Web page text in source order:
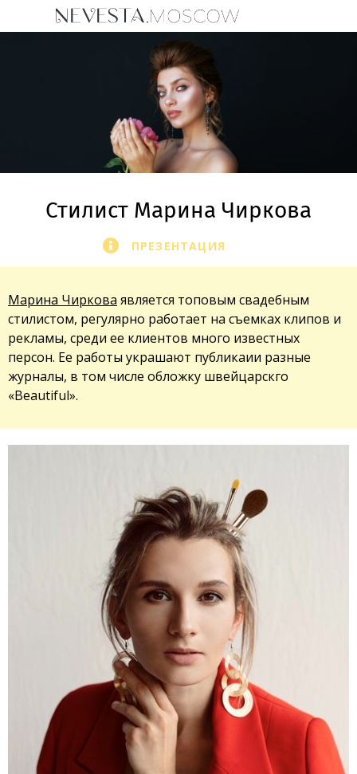
Стилист Марина Чиркова
ПРЕЗЕНТАЦИЯ
Марина Чиркова является топовым свадебным
стилистом, регулярно работает на съемках клипов и
рекламы, среди ее клиентов много известных
персон. Ее работы украшают публикаии разные
журналы, в том числе обложку швейцарскго
«Beautiful».